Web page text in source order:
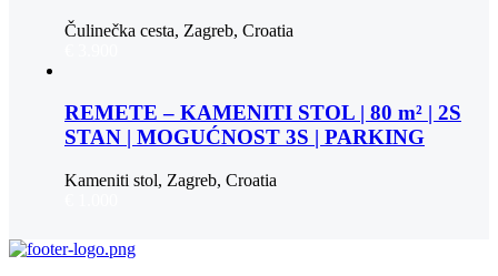
Čulinečka cesta, Zagreb, Croatia
REMETE – KAMENITI STOL | 80 m² | 2S
STAN | MOGUĆNOST 3S | PARKING
Kameniti stol, Zagreb, Croatia